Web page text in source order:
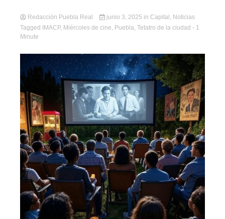
Redacción Puebla Real junio 3, 2025 in Capital , Noticias
Tagged
IMACP, Miércoles de cine, Puebla, Tetatro de la ciudad - 1
Minute